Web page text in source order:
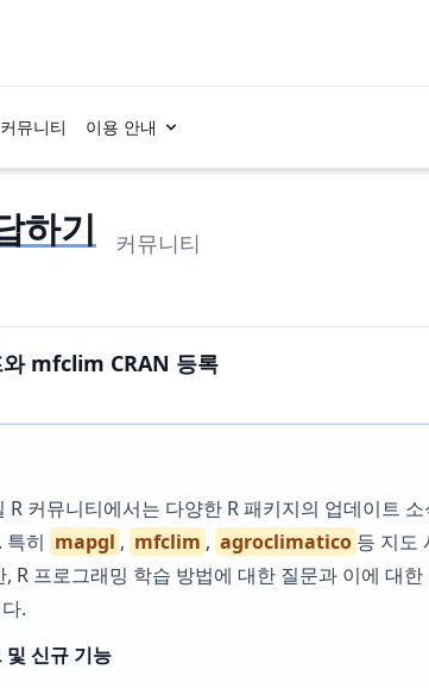
커뮤니티 이용 안내
하기 커뮤니티
mfclim CRAN 등록
R 커뮤니티에서는 다양한 R 패키지의 업데이트
특히 mapgl , mfclim , agroclimatico 등 지도
R 프로그래밍 학습 방법에 대한 질문과 이에 대한
.
및 신규 기능